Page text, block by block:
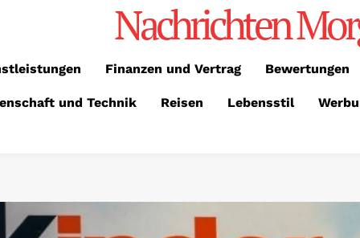
Nachrichten
Finanzen und Vertrag Bewertungen
und Technik Reisen Lebensstil